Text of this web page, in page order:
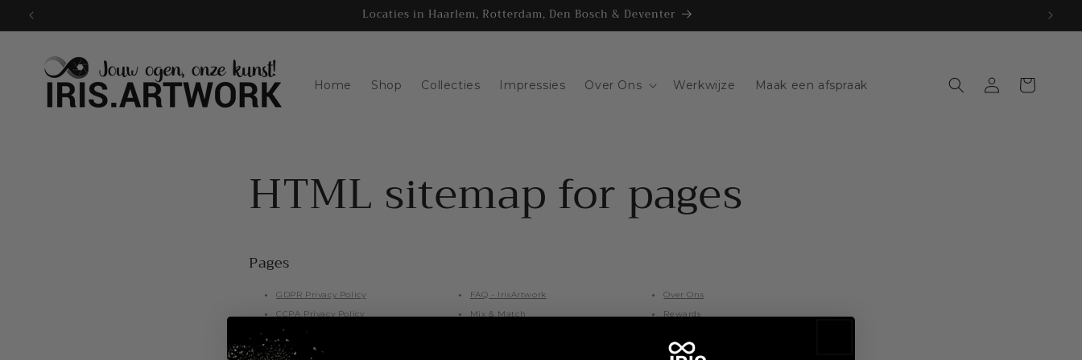
naar
artikel
Locaties in Haarlem, Rotterdam, Den Bosch & Deventer
Home Shop Collecties Impressies Over Ons Werkwijze Maak een afspraak
Log
in
Winkelwagen
HTML sitemap for pages
Pages
GDPR Privacy Policy
CCPA Privacy Policy
PIPEDA Privacy Policy
LGPD Privacy Policy
FAQ - IrisArtwork
Mix & Match
Over Ons
Rewards
Reviews